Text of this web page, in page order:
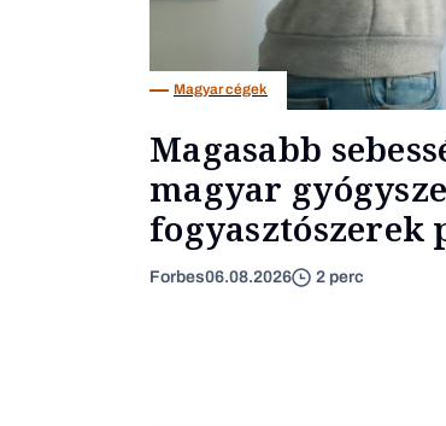
Magyar cégek
Magasabb
magyar
fogyasztószerek
Forbes06.08.2026 2 perc